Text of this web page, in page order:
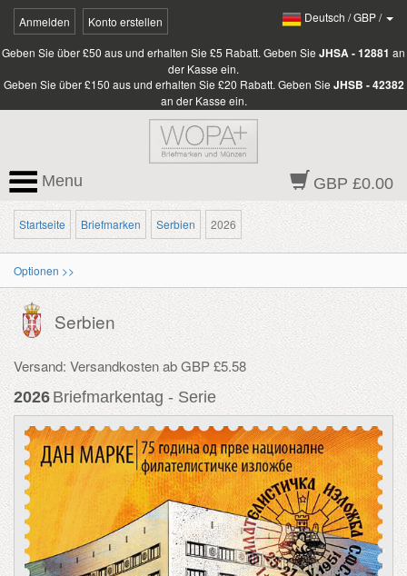
Anmelden Konto erstellen Deutsch /GBP/
Geben Sie über £50 aus und erhalten Sie £5 Rabatt. Geben Sie JHSA - 12881 an
der Kasse ein.
Geben Sie über £150 aus und erhalten Sie £20 Rabatt. Geben Sie JHSB - 42382
an der Kasse ein.
GBP £0.00
Menu
Startseite Briefmarken Serbien 2026
Optionen >>
Serbien
Versand: Versandkosten ab GBP £5.58
2026 Briefmarkentag - Serie